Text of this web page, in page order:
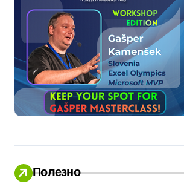
Полезно